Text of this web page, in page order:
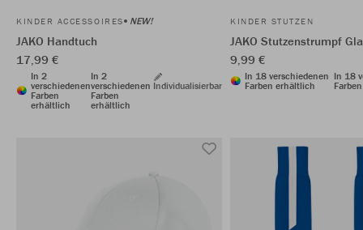
KINDER ACCESSOIRES NEW!
JAKO Handtuch
17,99 €
In 2
verschiedenen
Farben
erhältlich
In 2
verschiedenen
Farben
erhältlich
Individualisierbar
KINDER STUTZEN
JAKO Stutzenstrumpf
9,99 €
In 18 verschiedenen
Farben erhältlich
In 18